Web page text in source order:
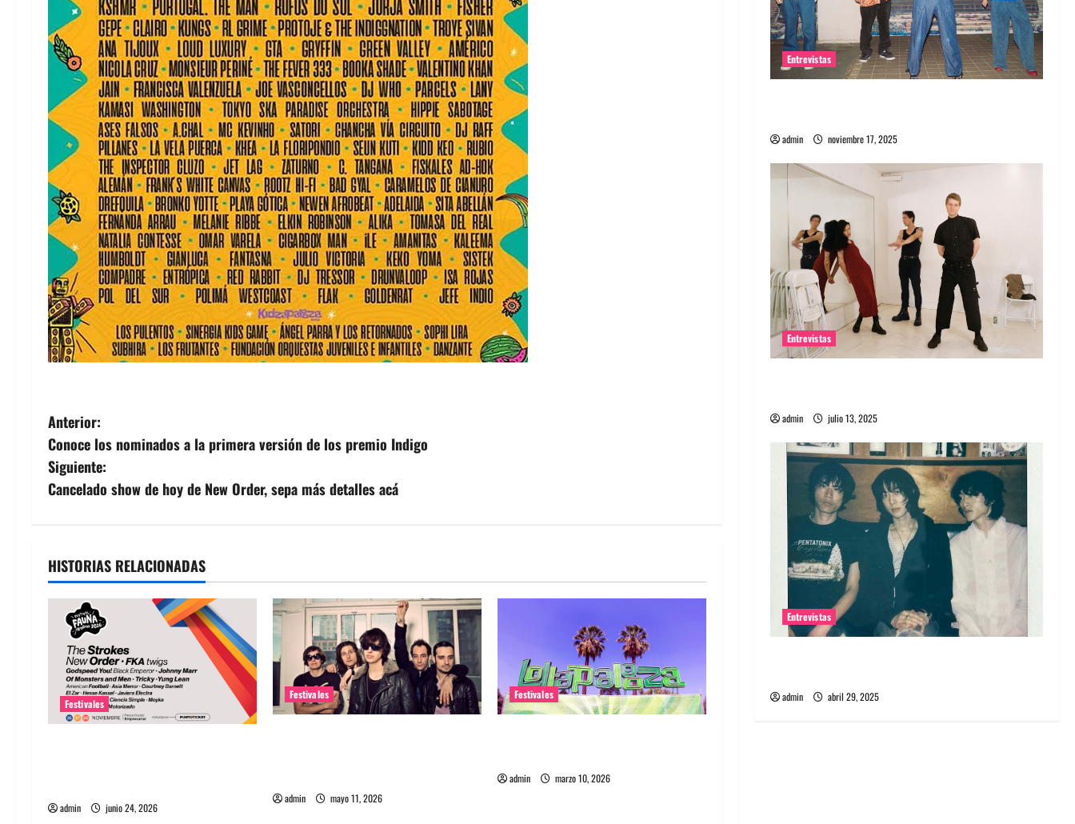
N
a
v
g
a
n
e
Anterior:
Conoce los nominados a la primera versión de los premio Indigo
Siguiente:
Cancelado show de hoy de New Order, sepa más detalles acá
HISTORIAS RELACIONADAS
Festivales
admin junio 24, 2026
Festivales
admin mayo 11, 2026
Festivales
admin marzo 10, 2026
Entrevistas
admin noviembre 17, 2025
Entrevistas
admin julio 13, 2025
Entrevistas
admin abril 29, 2025